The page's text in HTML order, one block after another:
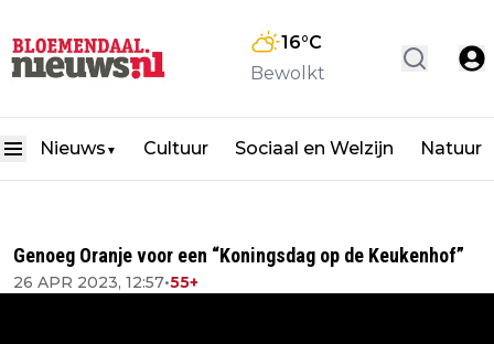
16°C
Bewolkt
Nieuws ▼ Cultuur Sociaal en Welzijn Natuur
Genoeg Oranje voor een “Koningsdag op de Keukenhof”
26 APR 2023, 12:57•55+